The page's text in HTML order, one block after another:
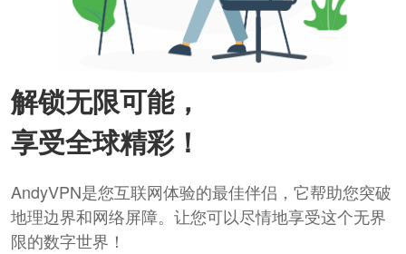
解锁无限可能，
享受全球精彩！
AndyVPN是您互联网体验的最佳伴侣，它帮助您突破
地理边界和网络屏障。让您可以尽情地享受这个无界
限的数字世界！